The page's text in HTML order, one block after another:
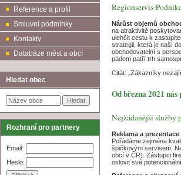
Reference a profil
Smluvní podmínky
Kontakty
Databáze měst a obcí
Hledat obec
Rozhraní pro partnery
Email:
Heslo:
Regionservis-
Nárůst objemů
na atraktivitě
ulehčit cestu k
strategii, která je naší
obchodovatelní s
pádem patří trh
Citát: „Zákazníky
Od března 2021
Nejžádanější služby
Reklama a
Pořádáme zejména
špičkovým servisem.
obcí v ČR). Zástupci
oslovit své